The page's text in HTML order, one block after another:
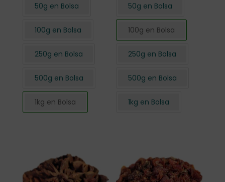
50g en Bolsa
100g en Bolsa
250g en Bolsa
500g en Bolsa
1kg en Bolsa
50g en Bolsa
100g en Bolsa
250g en Bolsa
500g en Bolsa
1kg en Bolsa